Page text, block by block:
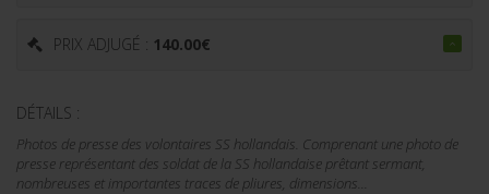
PRIX ADJUGÉ : 140.00€
DÉTAILS :
Photos de presse des volontaires SS hollandais. Comprenant une photo de
presse représentant des soldat de la SS hollandaise prêtant sermant,
nombreuses et importantes traces de pliures, dimensions...